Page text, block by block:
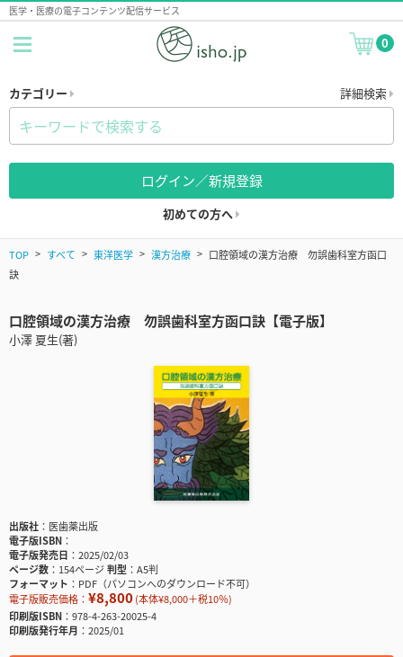
医学・医療の電子コンテンツ配信サービス
0
カテゴリー 詳細検索
ログイン／新規登録
初めての方へ
TOP すべて 東洋医学 漢方治療
口腔領域の漢方治療 勿誤歯科室方函口
訣
口腔領域の漢方治療 勿誤歯科室方函口訣【電子版】
小澤 夏生(著)
出版社
医歯薬出版
電子版ISBN
電子版発売日
2025/02/03
ページ数
154ページ判型
A5判
フォーマット
PDF（パソコンへのダウンロード不可）
電子版販売価格： ¥8,800(本体¥8,000＋税10％)
印刷版ISBN
978-4-263-20025-4
印刷版発行年月
2025/01